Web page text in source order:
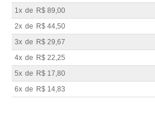
1x de R$ 89,00
2x de R$ 44,50
3x de R$ 29,67
4x de R$ 22,25
5x de R$ 17,80
6x de R$ 14,83